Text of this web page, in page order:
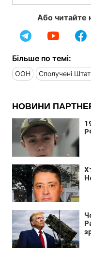
Або читайте
Більше по темі:
ООН Сполучені